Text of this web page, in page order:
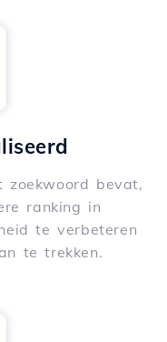
zoekwoord bevat,
ranking in
te verbeteren
te trekken.